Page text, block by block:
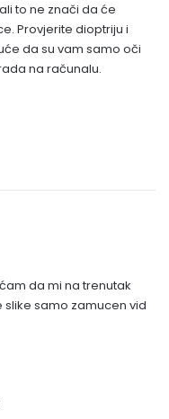
a
o
:
to ne znači da će
Provjerite dioptriju i
da su vam samo oči
na računalu.
da mi na trenutak
slike samo zamucen vid